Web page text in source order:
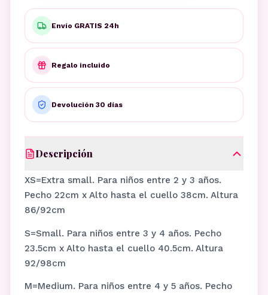
Envío GRATIS 24h
Regalo incluido
Devolución 30 días
Descripción
XS=Extra small. Para niños entre 2 y 3 años.
Pecho 22cm x Alto hasta el cuello 38cm. Altura
86/92cm
S=Small. Para niños entre 3 y 4 años. Pecho
23.5cm x Alto hasta el cuello 40.5cm. Altura
92/98cm
M=Medium. Para niños entre 4 y 5 años. Pecho